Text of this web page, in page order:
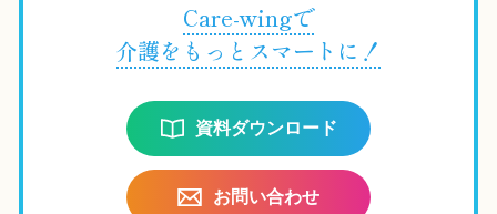
Care-wingで
介護をもっとスマートに！
資料ダウンロード
お問い合わせ